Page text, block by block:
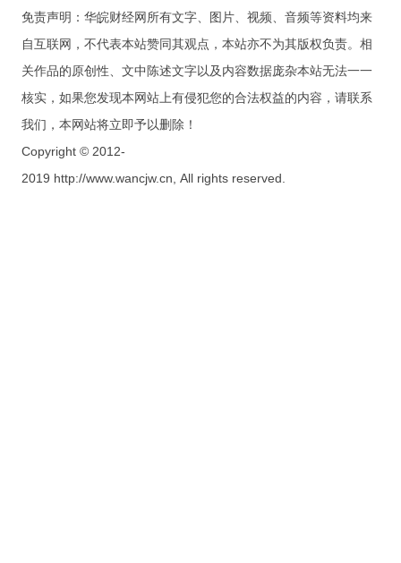
免责声明：华皖财经网所有文字、图片、视频、音频等资料均来
自互联网，不代表本站赞同其观点，本站亦不为其版权负责。相
关作品的原创性、文中陈述文字以及内容数据庞杂本站无法一一
核实，如果您发现本网站上有侵犯您的合法权益的内容，请联系
我们，本网站将立即予以删除！
Copyright © 2012-
2019 http://www.wancjw.cn, All rights reserved.